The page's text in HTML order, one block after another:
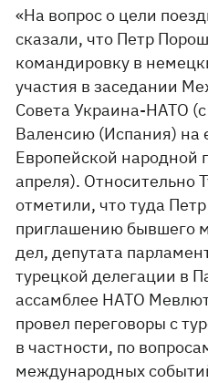
«На вопрос о цели
сказали, что Петр
командировку в
участия в заседании
Совета Украина-НАТО
Валенсию (Испания) на
Европейской народной
апреля). Относительно
отметили, что туда
приглашению бывшего
дел, депутата
турецкой делегации в
ассамблее НАТО
провел переговоры с
в частности, по
международных